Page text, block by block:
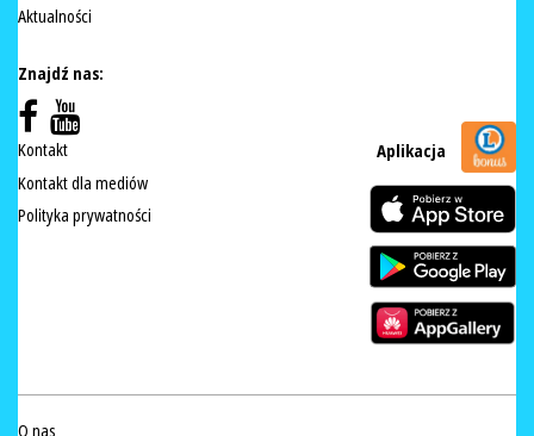
Aktualności
Znajdź nas:
Kontakt
Kontakt dla mediów
Polityka prywatności
Aplikacja
O nas